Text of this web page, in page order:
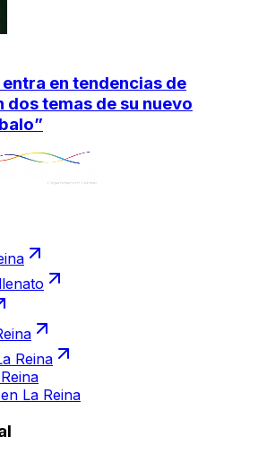
en tendencias de
dos temas de su nuevo
Reina
La Reina